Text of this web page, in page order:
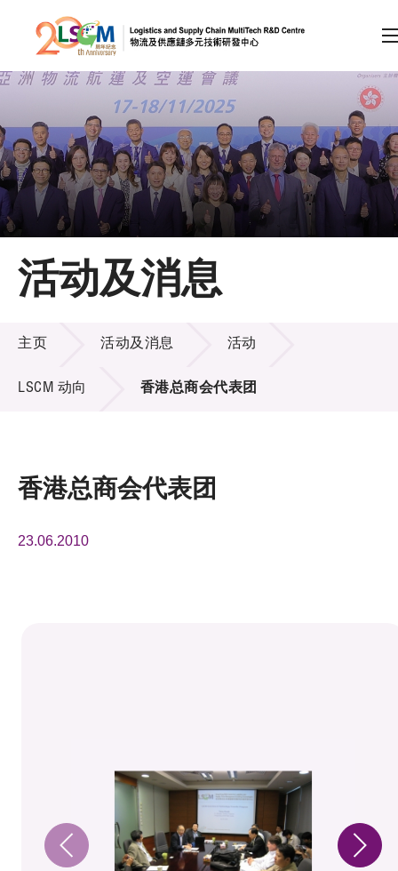
跳到内容（按回车键）
会员登录
A A EN 繁 简
主页
关于LSCM
技术商品化
项目及资助计划
活动及消息
活动及消息
活动及消息
主页 活动及消息 活动
LSCM 动向 香港总商会代表团
香港总商会代表团
23.06.2010